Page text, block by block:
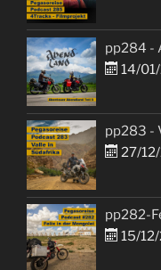
pp284 -
14/
pp283 -
27/
pp282-
15/